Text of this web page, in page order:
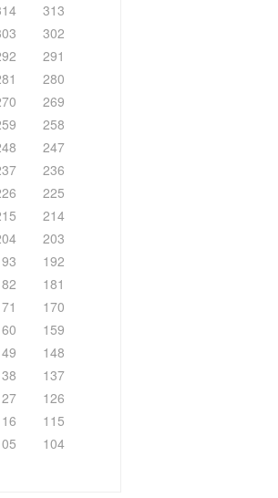
313
302
291
280
269
258
247
236
225
214
203
192
181
170
159
148
137
126
115
104